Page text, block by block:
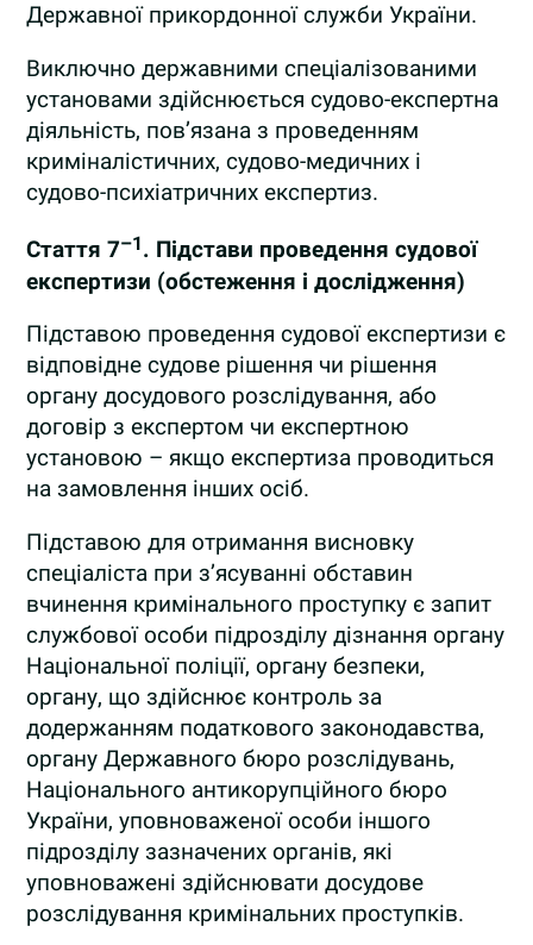
Державної прикордонної служби України.
Виключно державними спеціалізованими
установами здійснюється судово-експертна
діяльність, пов’язана з проведенням
криміналістичних, судово-медичних і
судово-психіатричних експертиз.
Стаття 7–1. Підстави проведення судової
експертизи (обстеження і дослідження)
Підставою проведення судової експертизи є
відповідне судове рішення чи рішення
органу досудового розслідування, або
договір з експертом чи експертною
установою – якщо експертиза проводиться
на замовлення інших осіб.
Підставою для отримання висновку
спеціаліста при з’ясуванні обставин
вчинення кримінального проступку є запит
службової особи підрозділу дізнання органу
Національної поліції, органу безпеки,
органу, що здійснює контроль за
додержанням податкового законодавства,
органу Державного бюро розслідувань,
Національного антикорупційного бюро
України, уповноваженої особи іншого
підрозділу зазначених органів, які
уповноважені здійснювати досудове
розслідування кримінальних проступків.